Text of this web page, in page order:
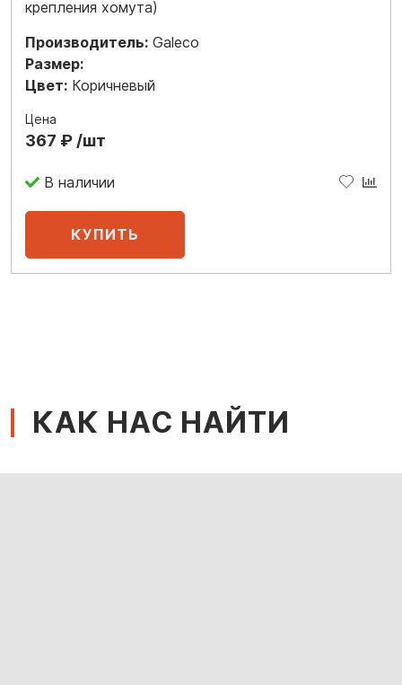
крепления хомута)
Производитель: Galeco
Размер:
Цвет: Коричневый
Цена
367 ₽ /шт
В наличии
КАК НАС НАЙТИ